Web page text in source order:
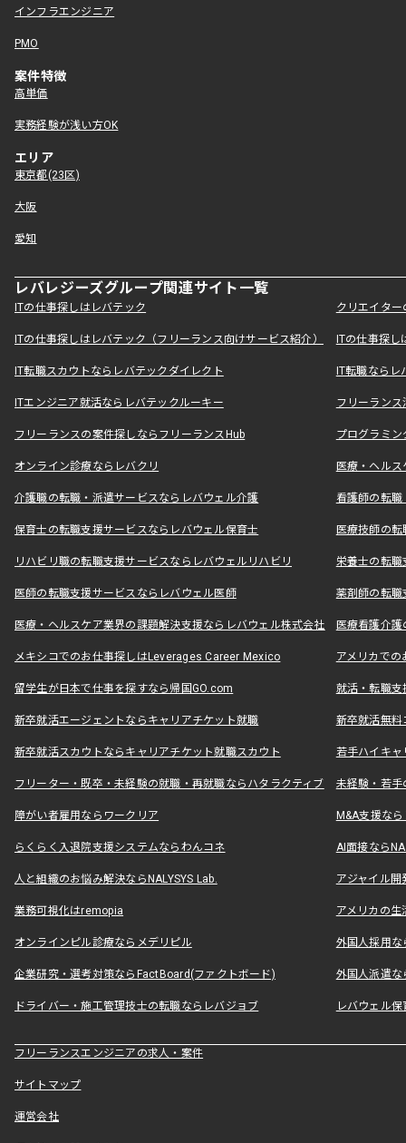
インフラエンジニア
PMO
案件特徴
高単価
実務経験が浅い方OK
エリア
東京都(23区)
大阪
愛知
レバレジーズグループ関連サイト一覧
ITの仕事探しはレバテック クリエイタ
ITの仕事探しはレバテック（フリーランス向けサービス紹介） ITの仕事探
IT転職スカウトならレバテックダイレクト IT転職なら
ITエンジニア就活ならレバテックルーキー フリーラン
フリーランスの案件探しならフリーランスHub プログラミ
オンライン診療ならレバクリ 医療・ヘル
介護職の転職・派遣サービスならレバウェル介護 看護師の転
保育士の転職支援サービスならレバウェル保育士 医療技師の
リハビリ職の転職支援サービスならレバウェルリハビリ 栄養士の転
医師の転職支援サービスならレバウェル医師 薬剤師の転
医療・ヘルスケア業界の課題解決支援ならレバウェル株式会社 医療看護介
メキシコでのお仕事探しはLeverages Career Mexico アメリカで
留学生が日本で仕事を探すなら帰国GO.com 就活・転職
新卒就活エージェントならキャリアチケット就職 新卒就活無料
新卒就活スカウトならキャリアチケット就職スカウト 若手ハイキ
フリーター・既卒・未経験の就職・再就職ならハタラクティブ 未経験・若手
障がい者雇用ならワークリア M&A支援な
らくらく入退院支援システムならわんコネ AI面接なら
人と組織のお悩み解決ならNALYSYS Lab. アジャイル
業務可視化はremopia アメリカの
オンラインピル診療ならメデリピル 外国人採用
企業研究・選考対策ならFactBoard(ファクトボード) 外国人派遣な
ドライバー・施工管理技士の転職ならレバジョブ レバウェル
フリーランスエンジニアの求人・案件
サイトマップ
運営会社